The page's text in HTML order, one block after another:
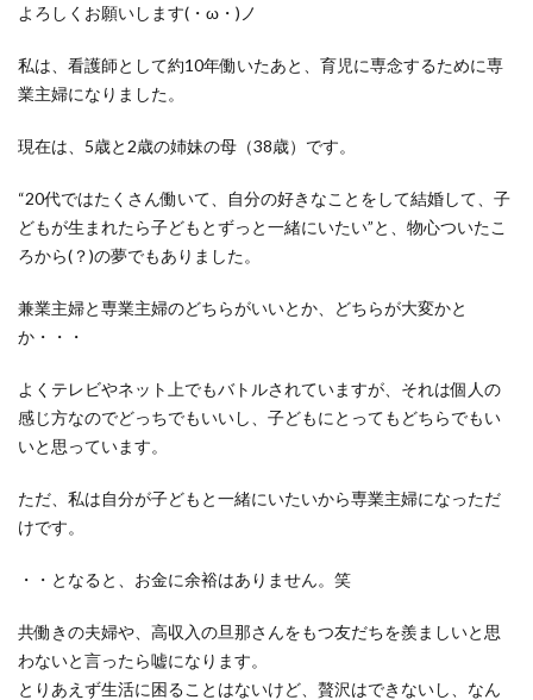
よろしくお願いします(・ω・)ノ
私は、看護師として約10年働いたあと、育児に専念するために専
業主婦になりました。
現在は、5歳と2歳の姉妹の母（38歳）です。
“20代ではたくさん働いて、自分の好きなことをして結婚して、子
どもが生まれたら子どもとずっと一緒にいたい”と、物心ついたこ
ろから(？)の夢でもありました。
兼業主婦と専業主婦のどちらがいいとか、どちらが大変かと
か・・・
よくテレビやネット上でもバトルされていますが、それは個人の
感じ方なのでどっちでもいいし、子どもにとってもどちらでもい
いと思っています。
ただ、私は自分が子どもと一緒にいたいから専業主婦になっただ
けです。
・・となると、お金に余裕はありません。笑
共働きの夫婦や、高収入の旦那さんをもつ友だちを羨ましいと思
わないと言ったら嘘になります。
とりあえず生活に困ることはないけど、贅沢はできないし、なん